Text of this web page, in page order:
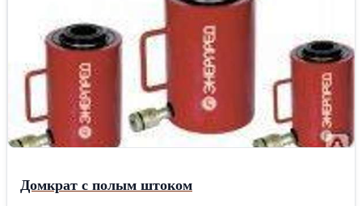
Домкрат с полым штоком